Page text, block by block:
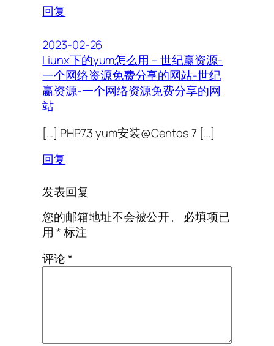
回复
2023-02-26
Liunx下的yum怎么用 – 世纪赢资源-
一个网络资源免费分享的网站-世纪
赢资源-一个网络资源免费分享的网
站
[…] PHP7.3 yum安装@Centos 7 […]
回复
发表回复
您的邮箱地址不会被公开。
必填项已
用*标注
评论*